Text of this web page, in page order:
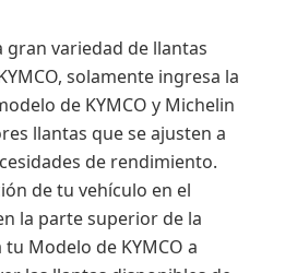
variedad de llantas
solamente ingresa la
de KYMCO y Michelin
llantas que se ajusten a
de rendimiento.
de tu vehículo en el
la parte superior de la
Modelo de KYMCO a